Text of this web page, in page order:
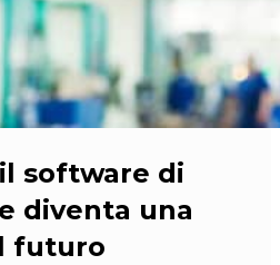
software di
diventa una
futuro